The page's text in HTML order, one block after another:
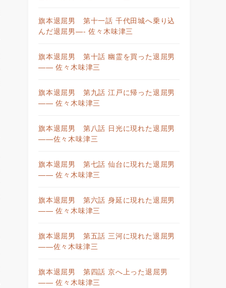
旗本退屈男 第十一話 千代田城へ乗り込
んだ退屈男—- 佐々木味津三
旗本退屈男 第十話 幽霊を買った退屈男
—— 佐々木味津三
旗本退屈男 第九話 江戸に帰った退屈男
—— 佐々木味津三
旗本退屈男 第八話 日光に現れた退屈男
——佐々木味津三
旗本退屈男 第七話 仙台に現れた退屈男
—— 佐々木味津三
旗本退屈男 第六話 身延に現れた退屈男
—— 佐々木味津三
旗本退屈男 第五話 三河に現れた退屈男
——佐々木味津三
旗本退屈男 第四話 京へ上った退屈男
—— 佐々木味津三